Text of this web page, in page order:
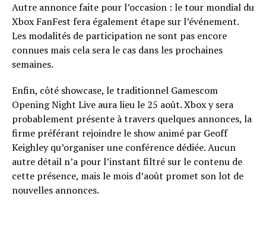
Autre annonce faite pour l’occasion : le tour mondial du
Xbox FanFest fera également étape sur l’événement.
Les modalités de participation ne sont pas encore
connues mais cela sera le cas dans les prochaines
semaines.
Enfin, côté showcase, le traditionnel Gamescom
Opening Night Live aura lieu le 25 août. Xbox y sera
probablement présente à travers quelques annonces, la
firme préférant rejoindre le show animé par Geoff
Keighley qu’organiser une conférence dédiée. Aucun
autre détail n’a pour l’instant filtré sur le contenu de
cette présence, mais le mois d’août promet son lot de
nouvelles annonces.